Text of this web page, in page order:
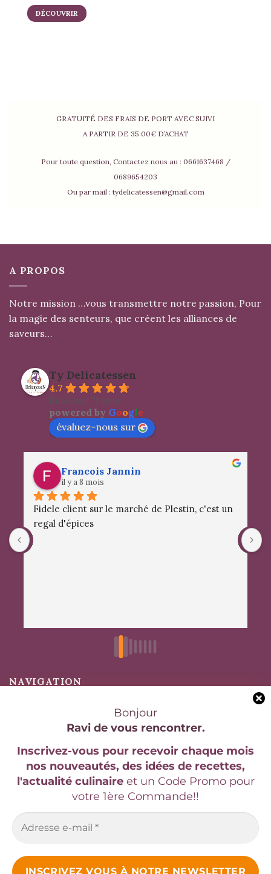
DÉCOUVRIR
GRATUITÉ DES FRAIS DE PORT AVEC SUIVI
A PARTIR DE 35.00€ D’ACHAT
Pour toute question, Contactez nous au : 0661637468 /
0689654203
Ou par mail : tydelicatessen@gmail.com
Bonjour
Ravi de vous rencontrer.
Inscrivez-vous pour recevoir chaque mois
nos nouveautés, des idées de recettes,
l'actualité culinaireet un Code Promo pour
votre 1ère Commande!!
A PROPOS
Notre mission …vous transmettre notre passion, Pour
la magie des senteurs, que créent les alliances de
saveurs…
Ty Delicatessen
4.7
Basé sur 71 avis
powered by Google
évaluez-nous sur
Francois Jannin
il y a 8 mois
Fidele client sur le marché de Plestin, c'est un
regal d'épices
NAVIGATION
Compte affilié
Nos Conditions de Livraison
Conditions Générales de Vente
Mentions légales
RÉSEAUX SOCIAUX